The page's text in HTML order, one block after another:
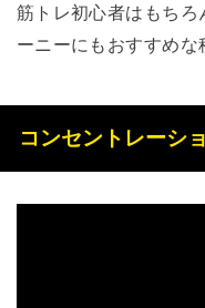
筋トレ初心者はもちろ
ーニーにもおすすめな
コンセントレーシ